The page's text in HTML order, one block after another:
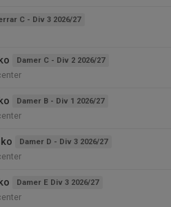
C - Div 3 2026/27
Damer C - Div 2 2026/27
Damer B - Div 1 2026/27
Damer D - Div 3 2026/27
Damer E Div 3 2026/27